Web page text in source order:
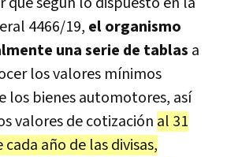
4466/19, el organismo
una serie de tablas a
los valores mínimos
los bienes automotores, así
valores de cotización al 31
año de las divisas,